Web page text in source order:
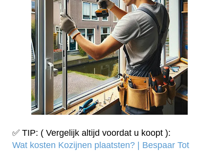
✅ TIP: ( Vergelijk altijd voordat u koopt ):
Wat kosten Kozijnen plaatsten? | Bespaar Tot